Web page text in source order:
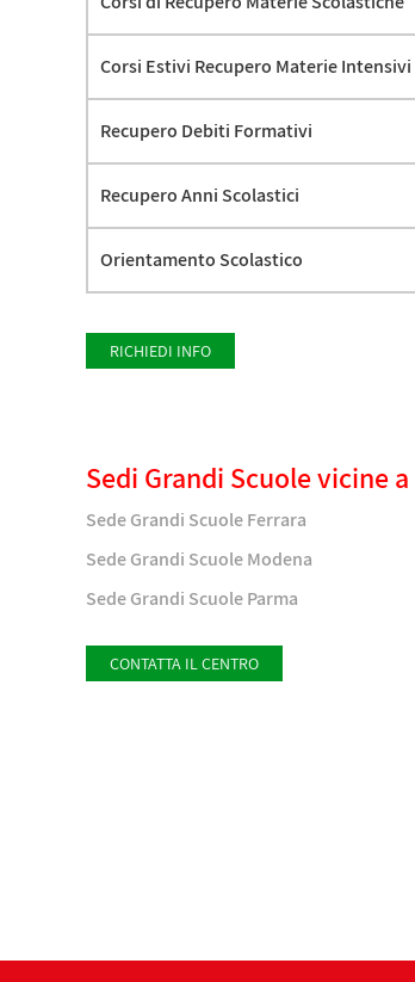
Corsi Estivi Recupero Materie Intensivi
Recupero Debiti Formativi
Recupero Anni Scolastici
Orientamento Scolastico
RICHIEDI INFO
Sedi Grandi Scuole vicine
Sede Grandi Scuole Ferrara
Sede Grandi Scuole Modena
Sede Grandi Scuole Parma
CONTATTA IL CENTRO